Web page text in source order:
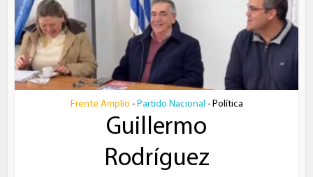
Frente Amplio • Partido Nacional • Política
Guillermo
Rodríguez